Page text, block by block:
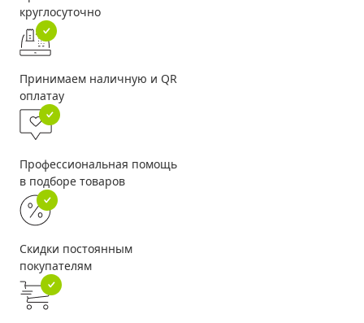
круглосуточно
Принимаем наличную и QR
оплатау
Профессиональная помощь
в подборе товаров
Скидки постоянным
покупателям